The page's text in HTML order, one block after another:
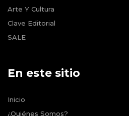
Arte Y Cultura
Clave Editorial
SALE
En este sitio
Inicio
¿Quiénes Somos?